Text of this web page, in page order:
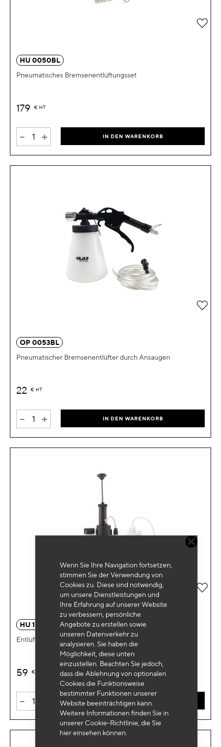
Wenn Sie Ihre Navigation fortsetzen,
stimmen Sie der Verwendung von
Cookies zu. Diese sind notwendig,
um unsere Dienstleistungen und
Ihre Erfahrung auf unserer Website
zu verbessern, persönliche
Angebote zu erstellen sowie
unseren Datenverkehr zu
analysieren. Sie haben die
Möglichkeit, diese unten
einzustellen. Beachten Sie jedoch,
dass die Ablehnung von optionalen
Cookies die Funktionsweise
bestimmter Funktionen unserer
Website beeinträchtigen kann.
Weitere Informationen finden Sie in
unserer Cookie-Richtlinie, die Sie
hiereinsehen können.
HU 0050BL
Pneumatisches Bremsenentlüftungsset
179 € HT
- + IN DEN WARENKORB
Zur
OP 0053BL
Pneumatischer Bremsenentlüfter durch Ansaugen
22 € HT
- + IN DEN WARENKORB
Zur
HU 1130BL
Entlüfter Bremse und Kupplung Manuell 3l
59 €
- IN DEN WARENKORB
Zur